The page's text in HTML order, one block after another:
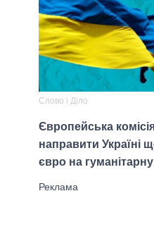
Слово і Діло
Європейська
направити Україні
євро на